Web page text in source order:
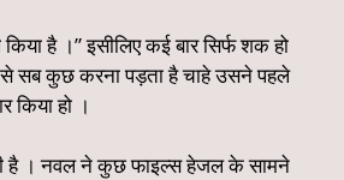
है ।” इसीलिए कई बार सिर्फ शक हो
से सब कुछ करना पड़ता है चाहे उसने पहले
किया हो ।
है । नवल ने कुछ फाइल्स हेजल के सामने